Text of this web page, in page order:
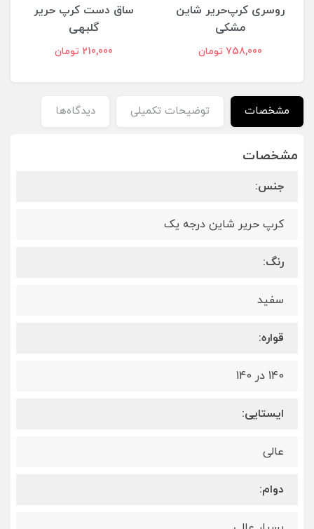
روسری کرپ‌حریر شاین
مشکی
758,000 تومان
ساق دست کرپ حریر
گلبهی
210,000 تومان
مشخصات توضیحات تکمیلی دیدگاه‌ها
مشخصات
جنس:
کرپ حریر شاین درجه یک
رنگ:
سفید
قواره:
140 در 140
ایستایی:
عالی
دوام: